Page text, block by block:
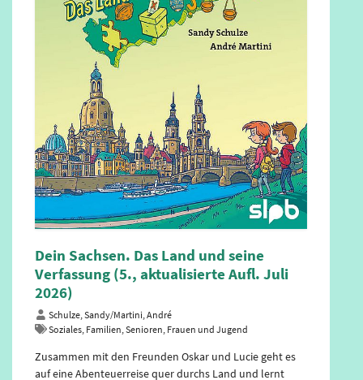
Der Kampf um den Nordpol. Die Arktis,
der Klimawandel und die Rivalität der
Großmächte
Paul, Michael
Europa und Welt